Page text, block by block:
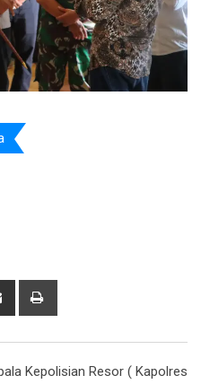
Share
Kepolisian Resor ( Kapolres